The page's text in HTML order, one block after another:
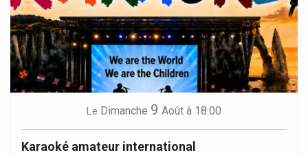
Le Dimanche 9 Août à 18:00
Karaoké amateur international